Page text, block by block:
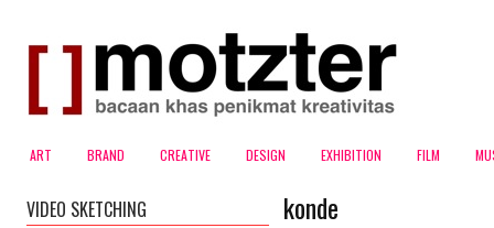
ART BRAND CREATIVE DESIGN EXHIBITION FILM
konde
VIDEO SKETCHING